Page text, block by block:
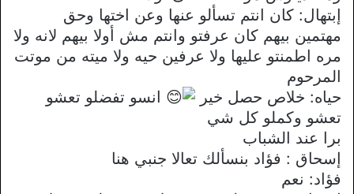
إبتهال: كان انتم تسألو عنها وعن اختها وحق
مهتمين بيهم كان عرفتو وانتم مش أولا بيهم لانه ولا
مره اطمنتو عليها ولا عرفين حيه ولا ميته من موتت
المرحوم
حياه: خلاص حصل خير
انسو تفضلو تعشو
تعشو وكملو كل شي
برا عند الشباب
إسحاق : فؤاد بنسألك تعالا جنبي هنا
فؤاد: نعم